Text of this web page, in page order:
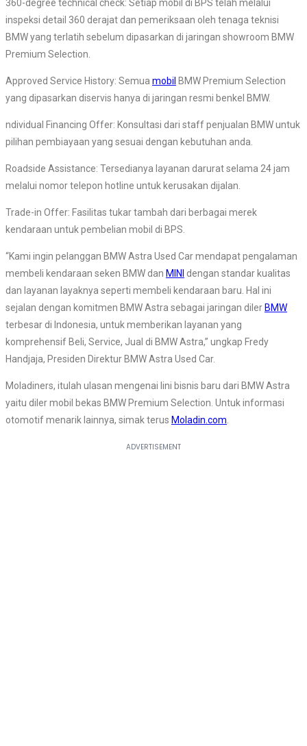
360-degree technical check: Setiap mobil di BPS telah melalui
inspeksi detail 360 derajat dan pemeriksaan oleh tenaga teknisi
BMW yang terlatih sebelum dipasarkan di jaringan showroom BMW
Premium Selection.
Approved Service History: Semua mobil BMW Premium Selection
yang dipasarkan diservis hanya di jaringan resmi benkel BMW.
ndividual Financing Offer: Konsultasi dari staff penjualan BMW untuk
pilihan pembiayaan yang sesuai dengan kebutuhan anda.
Roadside Assistance: Tersedianya layanan darurat selama 24 jam
melalui nomor telepon hotline untuk kerusakan dijalan.
Trade-in Offer: Fasilitas tukar tambah dari berbagai merek
kendaraan untuk pembelian mobil di BPS.
“Kami ingin pelanggan BMW Astra Used Car mendapat pengalaman
membeli kendaraan seken BMW dan MINI dengan standar kualitas
dan layanan layaknya seperti membeli kendaraan baru. Hal ini
sejalan dengan komitmen BMW Astra sebagai jaringan diler BMW
terbesar di Indonesia, untuk memberikan layanan yang
komprehensif Beli, Service, Jual di BMW Astra,” ungkap Fredy
Handjaja, Presiden Direktur BMW Astra Used Car.
Moladiners, itulah ulasan mengenai lini bisnis baru dari BMW Astra
yaitu diler mobil bekas BMW Premium Selection. Untuk informasi
otomotif menarik lainnya, simak terus Moladin.com.